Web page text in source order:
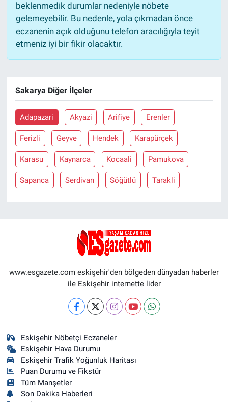
beklenmedik durumlar nedeniyle nöbete
gelemeyebilir. Bu nedenle, yola çıkmadan önce
eczanenin açık olduğunu telefon aracılığıyla teyit
etmeniz iyi bir fikir olacaktır.
Sakarya Diğer İlçeler
Adapazari Akyazi Arifiye Erenler
Ferizli Geyve Hendek Karapürçek
Karasu Kaynarca Kocaali Pamukova
Sapanca Serdivan Söğütlü Tarakli
www.esgazete.com eskişehir'den bölgeden dünyadan haberler
ile Eskişehir internette lider
Eskişehir Nöbetçi Eczaneler
Eskişehir Hava Durumu
Eskişehir Trafik Yoğunluk Haritası
Puan Durumu ve Fikstür
Tüm Manşetler
Son Dakika Haberleri